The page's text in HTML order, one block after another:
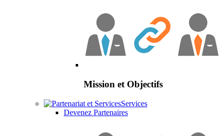
Mission et Objectifs
Services
Devenez Partenaires